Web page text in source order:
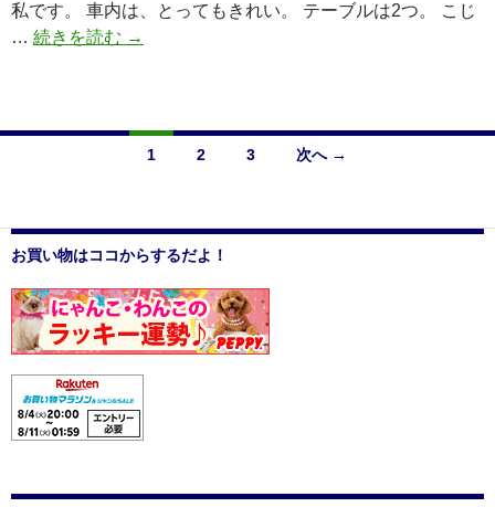
私です。 車内は、とってもきれい。 テーブルは2つ。 こじ
… 続きを読む グ
フ
→
稿
ナ
ビ
ゲ
ー
シ
1 2 3 次へ →
お買い物はココからするだよ！